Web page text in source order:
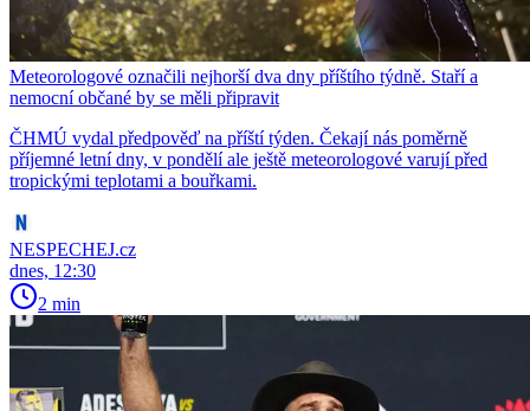
Meteorologové označili nejhorší dva dny příštího týdně. Staří a
nemocní občané by se měli připravit
ČHMÚ vydal předpověď na příští týden. Čekají nás poměrně
příjemné letní dny, v pondělí ale ještě meteorologové varují před
tropickými teplotami a bouřkami.
NESPECHEJ.cz
dnes, 12:30
2 min